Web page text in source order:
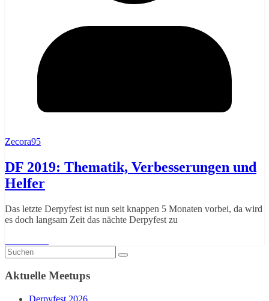
Zecora95
DF 2019: Thematik, Verbesserungen und
Helfer
Das letzte Derpyfest ist nun seit knappen 5 Monaten vorbei, da wird
es doch langsam Zeit das nächte Derpyfest zu
Aktuelle Meetups